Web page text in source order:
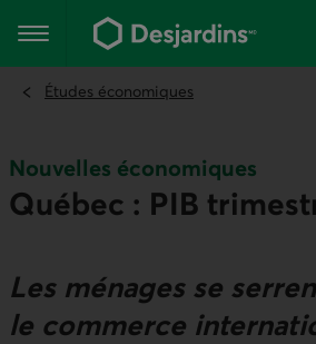
contenu
Menu principal
Études économiques
Nouvelles économiques
Québec : PIB
Les ménages se
le commerce